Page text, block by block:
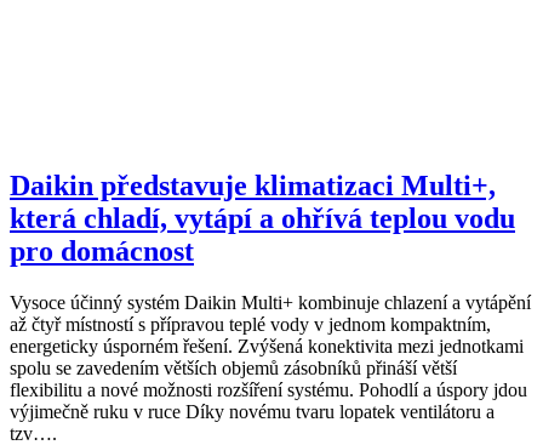
Daikin představuje klimatizaci Multi+,
která chladí, vytápí a ohřívá teplou vodu
pro domácnost
Vysoce účinný systém Daikin Multi+ kombinuje chlazení a vytápění
až čtyř místností s přípravou teplé vody v jednom kompaktním,
energeticky úsporném řešení. Zvýšená konektivita mezi jednotkami
spolu se zavedením větších objemů zásobníků přináší větší
flexibilitu a nové možnosti rozšíření systému. Pohodlí a úspory jdou
výjimečně ruku v ruce Díky novému tvaru lopatek ventilátoru a
tzv….